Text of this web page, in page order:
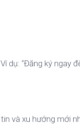
dụ: “Đăng ký ngay
và xu hướng mới